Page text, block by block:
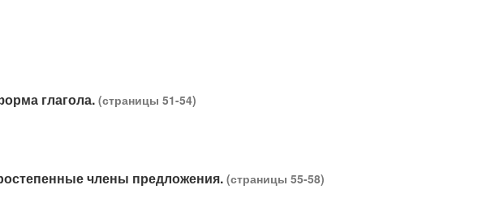
глагола. (страницы 51-54)
члены предложения. (страницы 55-58)